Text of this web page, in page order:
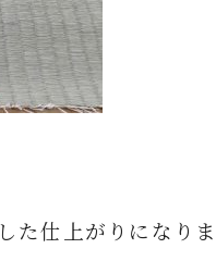
た仕上がりになり